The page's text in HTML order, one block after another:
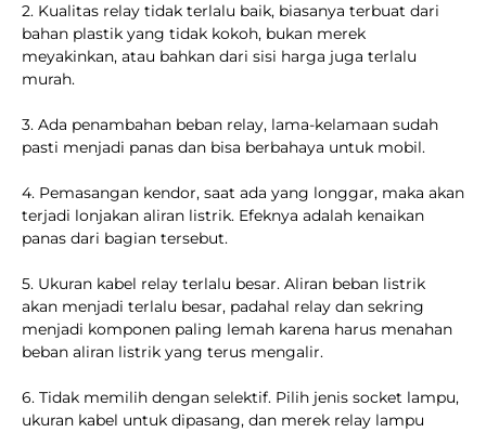
2. Kualitas relay tidak terlalu baik, biasanya terbuat dari
bahan plastik yang tidak kokoh, bukan merek
meyakinkan, atau bahkan dari sisi harga juga terlalu
murah.
3. Ada penambahan beban relay, lama-kelamaan sudah
pasti menjadi panas dan bisa berbahaya untuk mobil.
4. Pemasangan kendor, saat ada yang longgar, maka akan
terjadi lonjakan aliran listrik. Efeknya adalah kenaikan
panas dari bagian tersebut.
5. Ukuran kabel relay terlalu besar. Aliran beban listrik
akan menjadi terlalu besar, padahal relay dan sekring
menjadi komponen paling lemah karena harus menahan
beban aliran listrik yang terus mengalir.
6. Tidak memilih dengan selektif. Pilih jenis socket lampu,
ukuran kabel untuk dipasang, dan merek relay lampu